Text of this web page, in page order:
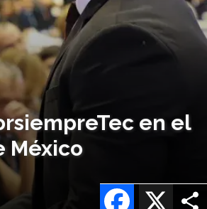
en el
México
X
Facebook